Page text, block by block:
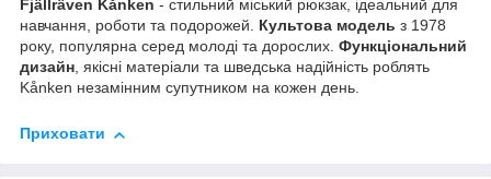
Fjällräven Kånken - стильний міський рюкзак, ідеальний для
навчання, роботи та подорожей. Культова модель з 1978
року, популярна серед молоді та дорослих. Функціональний
дизайн, якісні матеріали та шведська надійність роблять
Kånken незамінним супутником на кожен день.
Приховати